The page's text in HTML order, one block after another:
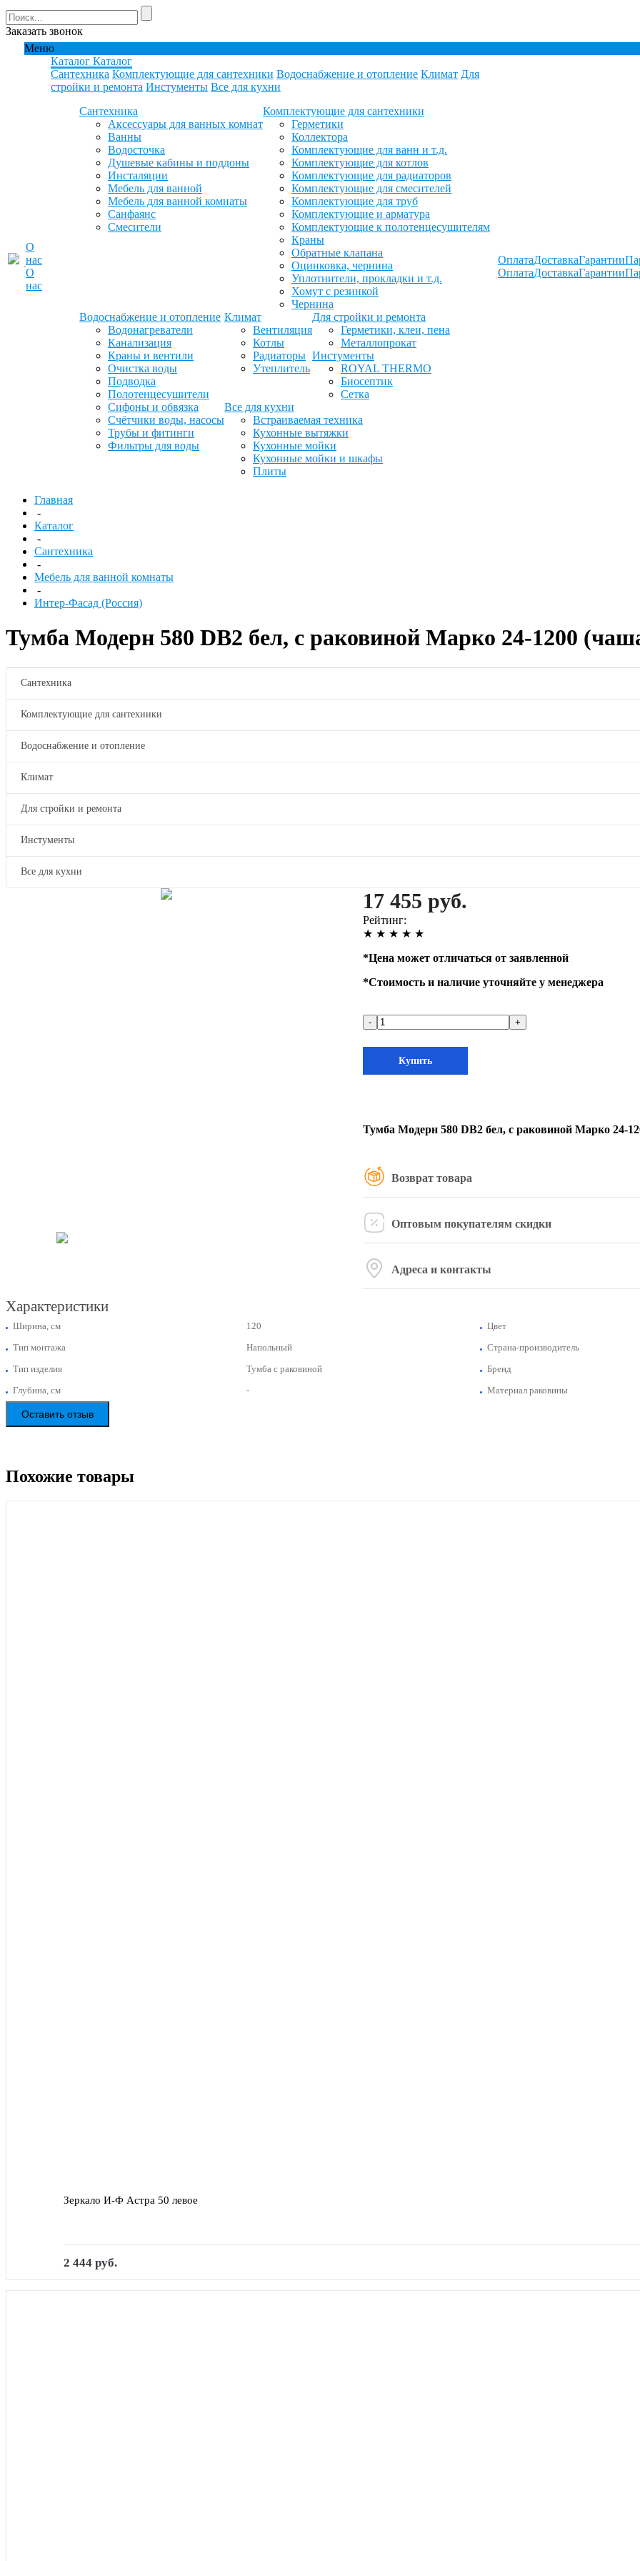
Заказать звонок
Меню
О
нас
О
нас
Каталог Каталог
Сантехника Комплектующие для сантехники Водоснабжение и отопление Климат Для
стройки и ремонта Инстументы Все для кухни
Сантехника
Аксессуары для ванных комнат
Ванны
Водосточка
Душевые кабины и поддоны
Инсталяции
Мебель для ванной
Мебель для ванной комнаты
Санфаянс
Смесители
Комплектующие для сантехники
Герметики
Коллектора
Комплектующие для ванн и т.д.
Комплектующие для котлов
Комплектующие для радиаторов
Комплектующие для смесителей
Комплектующие для труб
Комплектующие и арматура
Комплектующие к полотенцесушителям
Краны
Обратные клапана
Оцинковка, чернина
Уплотнители, прокладки и т.д.
Хомут с резинкой
Чернина
Водоснабжение и отопление
Водонагреватели
Канализация
Краны и вентили
Очистка воды
Подводка
Полотенцесушители
Сифоны и обвязка
Счётчики воды, насосы
Трубы и фитинги
Фильтры для воды
Климат
Вентиляция
Котлы
Радиаторы
Утеплитель
Для стройки и ремонта
Герметики, клеи, пена
Металлопрокат
Инстументы
ROYAL THERMO
Биосептик
Сетка
Все для кухни
Встраиваемая техника
Кухонные вытяжки
Кухонные мойки
Кухонные мойки и шкафы
Плиты
Оплата
Оплата
Доставка
Доставка
Гарантии
Гарантии
Главная
-
Каталог
-
Сантехника
-
Мебель для ванной комнаты
-
Интер-Фасад (Россия)
Тумба Модерн 580 DB2 бел, с раковиной Марко 24-1200
Сантехника
Комплектующие для сантехники
Водоснабжение и отопление
Климат
Для стройки и ремонта
Инстументы
Все для кухни
17 455 руб.
Рейтинг:
★ ★ ★ ★ ★
*Цена может отличаться от заявленной
*Стоимость и наличие уточняйте у менеджера
- +
Купить
Тумба Модерн 580 DB2 бел, с раковиной Марко 24-
Возврат товара
Оптовым покупателям скидки
Адреса и контакты
Характеристики
Ширина, см 120 Цвет
Тип монтажа
Напольный Страна-производитель
Тип изделия
Тумба с раковиной Бренд
Глубина, см
- Материал раковины
Оставить отзыв
Похожие товары
Зеркало И-Ф Астра 50 левое
2 444 руб.